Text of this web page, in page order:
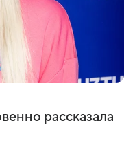
рассказала